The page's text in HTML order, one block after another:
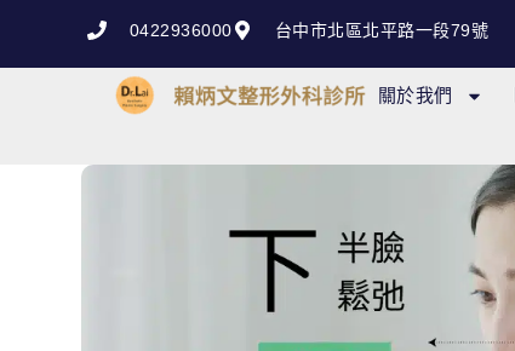
0422936000 台中市北區北平路一段79號
關於我們